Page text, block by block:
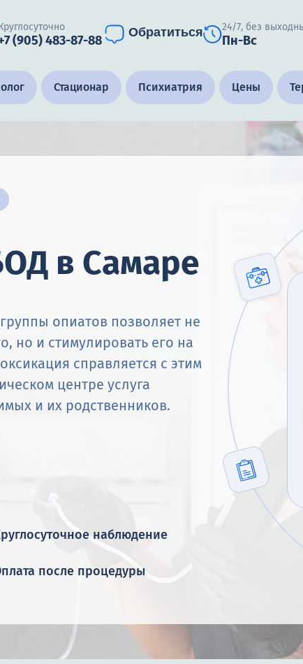
(905) 483-87-88
Обратиться 24/7, без
Пн-Вс
Стационар Психиатрия Цены
в Самаре
опиатов позволяет не
но и стимулировать его на
справляется с этим
центре услуга
и их родственников.
наблюдение
после процедуры